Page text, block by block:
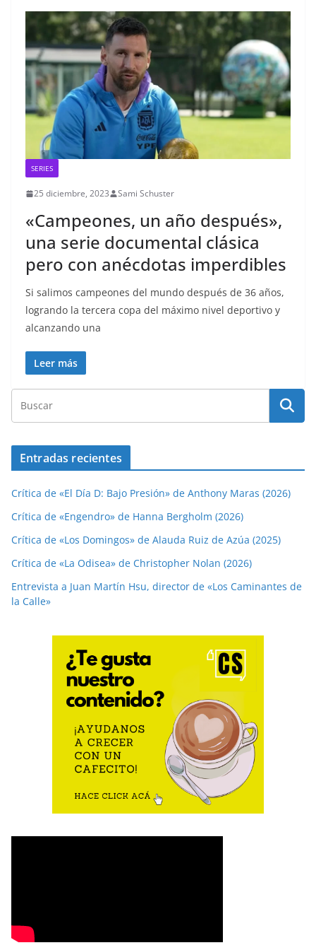
SERIES
25 diciembre, 2023 Sami Schuster
«Campeones, un año después»,
una serie documental clásica
pero con anécdotas imperdibles
Si salimos campeones del mundo después de 36 años,
logrando la tercera copa del máximo nivel deportivo y
alcanzando una
Leer más
Entradas recientes
Crítica de «El Día D: Bajo Presión» de Anthony Maras (2026)
Crítica de «Engendro» de Hanna Bergholm (2026)
Crítica de «Los Domingos» de Alauda Ruiz de Azúa (2025)
Crítica de «La Odisea» de Christopher Nolan (2026)
Entrevista a Juan Martín Hsu, director de «Los Caminantes de
la Calle»